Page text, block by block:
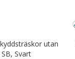
utan
Svart